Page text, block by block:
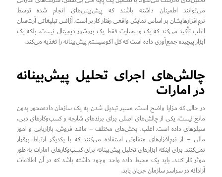
می‌توانند اطمینان داشته باشند که پیش‌بینی‌های انجام شده توسط
نرم‌افزارهایشان بر اساس نمایش واقعی رفتار کاربر است. آژانس تبلیغاتی آرت‌سان
اغلب تأکید می‌کند که یک وب‌سایت فقط یک بروشور دیجیتال نیست، بلکه یک
ابزار پیچیده جمع‌آوری داده است که کل اکوسیستم پیش‌بینانه را تغذیه می‌کند.
چالش‌های اجرای تحلیل پیش‌بینانه
در امارات
در حالی که مزایا واضح است، مسیر تبدیل شدن به یک سازمان داده‌محور بدون
مانع نیست. یکی از چالش‌های اصلی برای برندهای شارجه و کسب‌وکارهای دبی،
سیلوهای داده است. اغلب، بخش‌های مختلف – مانند فروش، بازاریابی و امور
مالی – از نرم‌افزارهای متفاوتی استفاده می‌کنند که با یکدیگر ارتباط برقرار
نمی‌کنند. برای اینکه ابزارهای تحلیل پیش‌بینانه برای کسب‌وکارهای امارات به طور
موثر کار کنند، باید یک محیط داده واحد وجود داشته باشد که در آن اطلاعات
آزادانه در سراسر سازمان جریان یابد.